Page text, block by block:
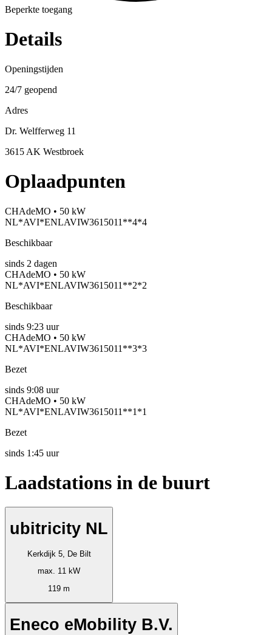
Beperkte toegang
Details
Openingstijden
24/7 geopend
Adres
Dr. Welfferweg 11
3615 AK Westbroek
Oplaadpunten
CHAdeMO • 50 kW
NL*AVI*ENLAVIW3615011**4*4
Beschikbaar
sinds 2 dagen
CHAdeMO • 50 kW
NL*AVI*ENLAVIW3615011**2*2
Beschikbaar
sinds 9:23 uur
CHAdeMO • 50 kW
NL*AVI*ENLAVIW3615011**3*3
Bezet
sinds 9:08 uur
CHAdeMO • 50 kW
NL*AVI*ENLAVIW3615011**1*1
Bezet
sinds 1:45 uur
Laadstations in de buurt
ubitricity NL
Kerkdijk 5, De Bilt
max. 11 kW
119 m
Eneco eMobility B.V.